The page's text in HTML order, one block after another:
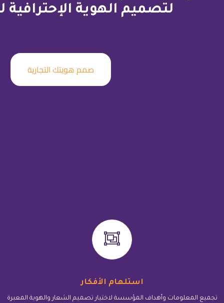
لتصميم الهوية
صمم هويتك التجارية
استلهام الأفكار
تجميع المعلومات وأهداف المؤسسة لاختيار تصميم الشعار والهوية المعبرة